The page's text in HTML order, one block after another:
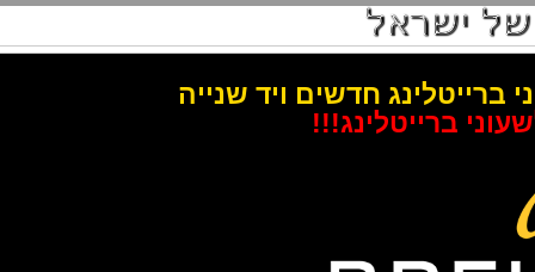
חדשים ויד שנייה
ברייטלינג!!!